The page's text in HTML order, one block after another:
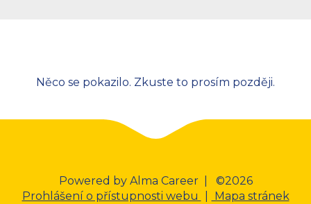
Něco se pokazilo. Zkuste to prosím později.
Powered by Alma Career| ©2026
Prohlášení o přístupnosti webu
Mapa stránek